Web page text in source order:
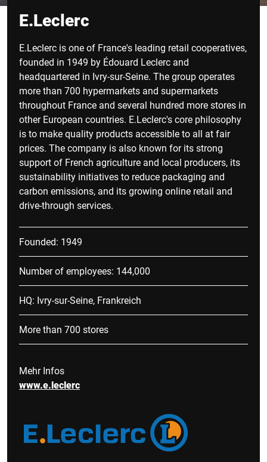
E.Leclerc
E.Leclerc is one of France's leading retail cooperatives,
founded in 1949 by Édouard Leclerc and
headquartered in Ivry-sur-Seine. The group operates
more than 700 hypermarkets and supermarkets
throughout France and several hundred more stores in
other European countries. E.Leclerc's core philosophy
is to make quality products accessible to all at fair
prices. The company is also known for its strong
support of French agriculture and local producers, its
sustainability initiatives to reduce packaging and
carbon emissions, and its growing online retail and
drive-through services.
Founded: 1949
Number of employees: 144,000
HQ: Ivry-sur-Seine, Frankreich
More than 700 stores
Mehr Infos
www.e.leclerc